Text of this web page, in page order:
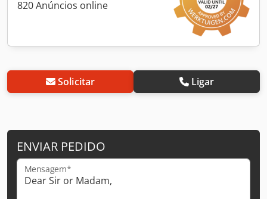
820 Anúncios online
Solicitar Ligar
ENVIAR PEDIDO
Mensagem*